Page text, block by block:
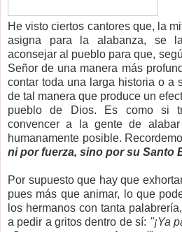
He visto ciertos cantores que, la
asigna para la alabanza, se
aconsejar al pueblo para que,
Señor de una manera más
contar toda una larga historia o a
de tal manera que produce un
pueblo de Dios. Es como si
convencer a la gente de
humanamente posible.
ni por fuerza, sino por su Santo
Por supuesto que hay que
pues más que animar, lo que
los hermanos con tanta
a pedir a gritos dentro de sí: "¡Ya